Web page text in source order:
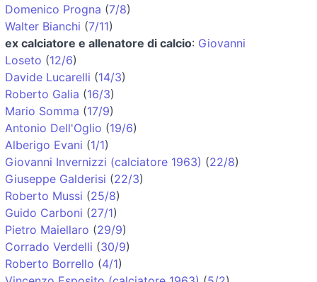
Domenico Progna (7/8)
Walter Bianchi (7/11)
ex calciatore e allenatore di calcio: Giovanni
Loseto (12/6)
Davide Lucarelli (14/3)
Roberto Galia (16/3)
Mario Somma (17/9)
Antonio Dell'Oglio (19/6)
Alberigo Evani (1/1)
Giovanni Invernizzi (calciatore 1963) (22/8)
Giuseppe Galderisi (22/3)
Roberto Mussi (25/8)
Guido Carboni (27/1)
Pietro Maiellaro (29/9)
Corrado Verdelli (30/9)
Roberto Borrello (4/1)